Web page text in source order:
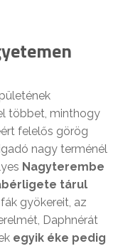
többet, minthogy
felelős görög
nagy terménél
Nagyterembe
tárul
gyökereit, az
Daphnérát
egyik éke pedig